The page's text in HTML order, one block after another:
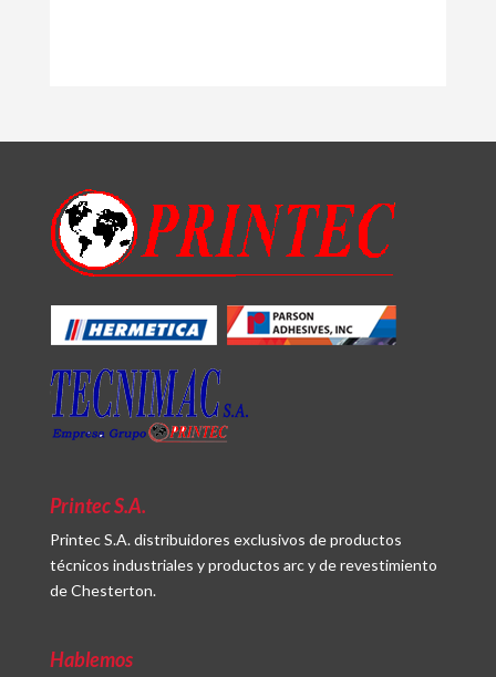
Printec S.A.
Printec S.A. distribuidores exclusivos de productos
técnicos industriales y productos arc y de revestimiento
de Chesterton.
Hablemos